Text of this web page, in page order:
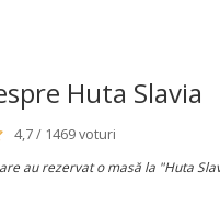
Huta Slavia
4,7 / 1469 voturi
au rezervat o masă la "Huta